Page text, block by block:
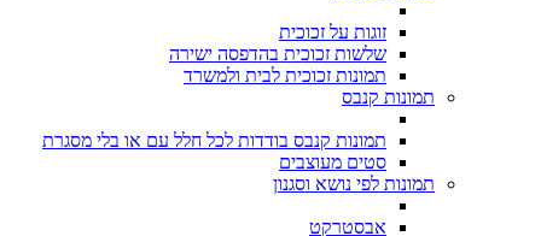
זוגות על זכוכית
שלשות זכוכית בהדפסה ישירה
תמונות זכוכית לבית ולמשרד
תמונות קנבס
תמונות קנבס בודדות לכל חלל עם או בלי מסגרת
סטים מעוצבים
תמונות לפי נושא וסגנון
אבסטרקט